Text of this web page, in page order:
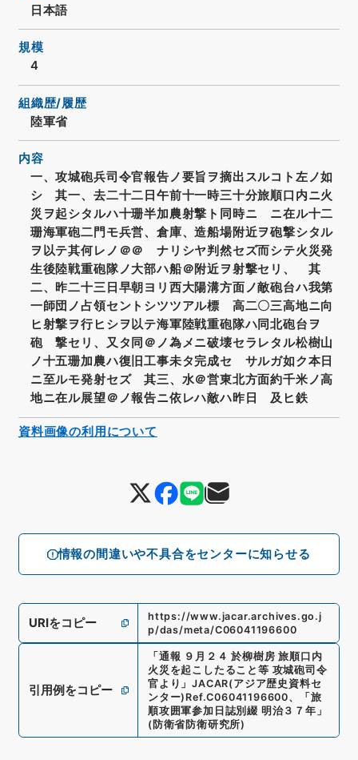
情報の間違いや不具合をセンターに知らせる
日本語
規模
4
組織歴/履歴
陸軍省
内容
一、攻城砲兵司令官報告ノ要旨ヲ摘出スルコト左ノ如
シ 其一、去二十二日午前十一時三十分旅順口内ニ火
災ヲ起シタルハ十珊半加農射撃ト同時ニ ニ在ル十二
珊海軍砲二門モ兵営、倉庫、造船場附近ヲ砲撃シタル
ヲ以テ其何レノ＠＠ ナリシヤ判然セズ而シテ火災発
生後陸戦重砲隊ノ大部ハ船＠附近ヲ射撃セリ、 其
二、昨二十三日早朝ヨリ西大陽溝方面ノ敵砲台ハ我第
一師団ノ占領セントシツツアル標 高二〇三高地ニ向
ヒ射撃ヲ行ヒシヲ以テ海軍陸戦重砲隊ハ同北砲台ヲ
砲 撃セリ、又タ同＠ノ為メニ破壊セラレタル松樹山
ノ十五珊加農ハ復旧工事未タ完成セ サルガ如ク本日
ニ至ルモ発射セズ 其三、水＠営東北方面約千米ノ高
地ニ在ル展望＠ノ報告ニ依レハ敵ハ昨日 及ヒ鉄
URIをコピー
https://www.jacar.archives.go.j
p/das/meta/C06041196600
引用例をコピー
「 通報 ９月２４ 於柳樹房 旅順口内
火災を起こしたること等 攻城砲司令
官より 」JACAR(アジア歴史資料セ
ンター) Ref.C06041196600、
「旅
順攻囲軍参加日誌別綴 明治３７年」
( 防衛省防衛研究所)
資料画像の利用について